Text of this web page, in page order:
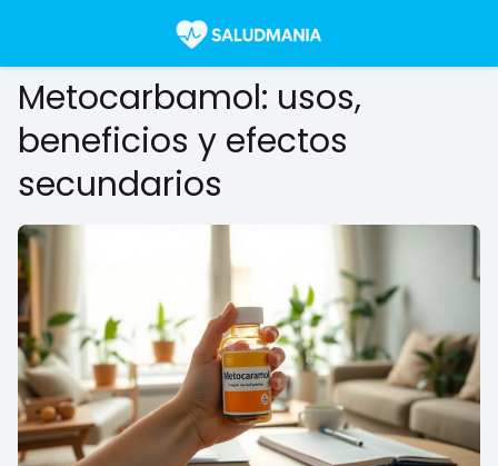
Metocarbamol: usos,
beneficios y efectos
secundarios